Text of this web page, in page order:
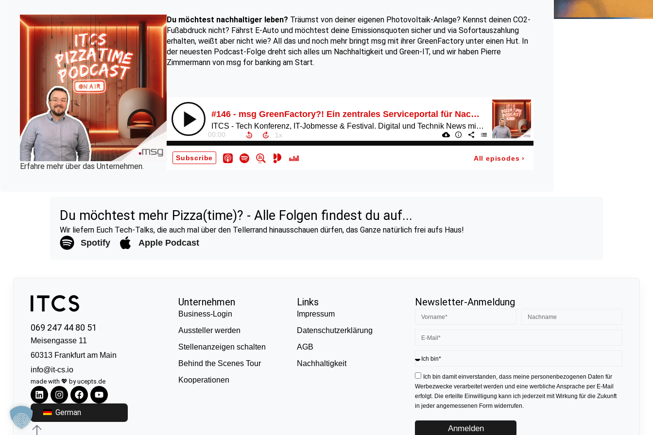
Erfahre mehr über das Unternehmen.
Du möchtest nachhaltiger leben? Träumst von deiner eigenen Photovoltaik-Anlage? Kennst deinen CO2-
Fußabdruck nicht? Fährst E-Auto und möchtest deine Emissionsquoten sicher und via Sofortauszahlung
erhalten, weißt aber nicht wie? All das und noch mehr bringt msg mit ihrer GreenFactory unter einen Hut. In
der neuesten Podcast-Folge dreht sich alles um Nachhaltigkeit und Green-IT, und wir haben Pierre
Zimmermann von msg for banking am Start.
Du möchtest mehr Pizza(time)? - Alle Folgen findest du auf...
Wir liefern Euch Tech-Talks, die auch mal über den Tellerrand hinausschauen dürfen, das Ganze natürlich frei aufs Haus!
Spotify Apple Podcast
069 247 44 80 51
Meisengasse 11
60313 Frankfurt am Main
info@it-cs.io
made with 💖 by ucepts.de
German
Unternehmen
Business-Login
Aussteller werden
Stellenanzeigen schalten
Behind the Scenes Tour
Kooperationen
Links
Impressum
Datenschutzerklärung
AGB
Nachhaltigkeit
Newsletter-Anmeldung
Ich bin damit einverstanden, dass meine personenbezogenen Daten für
Werbezwecke verarbeitet werden und eine werbliche Ansprache per E-Mail
erfolgt. Die erteilte Einwilligung kann ich jederzeit mit Wirkung für die Zukunft
in jeder angemessenen Form widerrufen.
Anmelden